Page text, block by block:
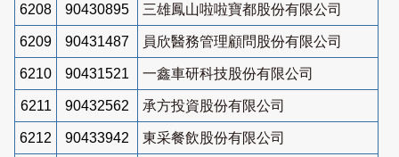
6208 90430895 三雄鳳山啦啦寶都股份有限公司
6209 90431487 員欣醫務管理顧問股份有限公司
6210 90431521 一鑫車研科技股份有限公司
6211 90432562 承方投資股份有限公司
6212 90433942 東采餐飲股份有限公司